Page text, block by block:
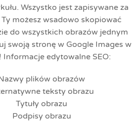
Wszystko jest zapisywane za
możesz wsadowo skopiować
do wszystkich obrazów jednym
swoją stronę w Google Images w
Informacje edytowalne SEO:
plików obrazów
teksty obrazu
Tytuły obrazu
Podpisy obrazu